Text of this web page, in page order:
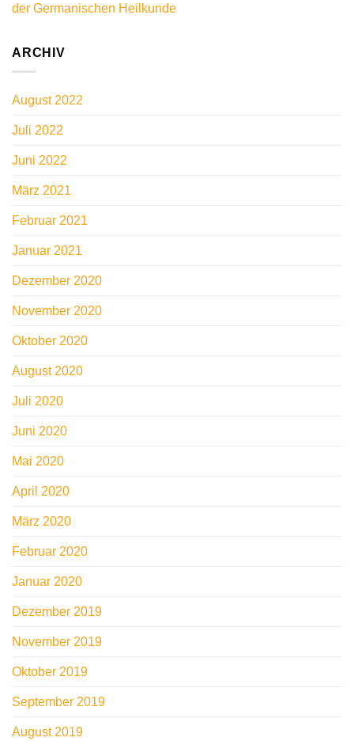
der Germanischen Heilkunde
ARCHIV
August 2022
Juli 2022
Juni 2022
März 2021
Februar 2021
Januar 2021
Dezember 2020
November 2020
Oktober 2020
August 2020
Juli 2020
Juni 2020
Mai 2020
April 2020
März 2020
Februar 2020
Januar 2020
Dezember 2019
November 2019
Oktober 2019
September 2019
August 2019